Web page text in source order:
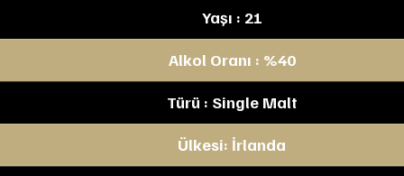
Yaşı : 21
Alkol Oranı : %40
Türü : Single Malt
Ülkesi: İrlanda